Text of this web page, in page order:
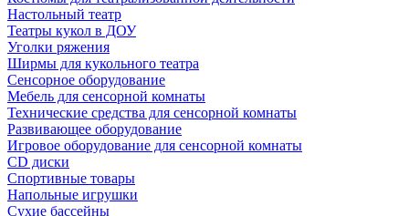
Настольный театр
Театры кукол в ДОУ
Уголки ряжения
Ширмы для кукольного театра
Сенсорное оборудование
Мебель для сенсорной комнаты
Технические средства для сенсорной комнаты
Развивающее оборудование
Игровое оборудование для сенсорной комнаты
CD диски
Спортивные товары
Напольные игрушки
Сухие бассейны